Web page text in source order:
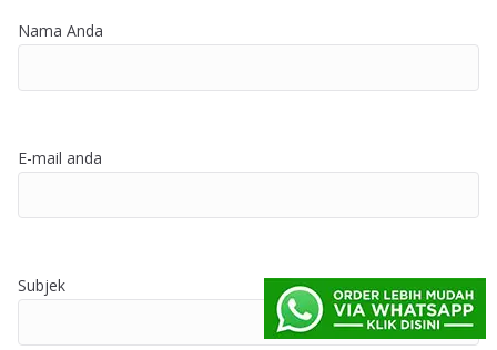
Nama Anda
E-mail anda
Subjek